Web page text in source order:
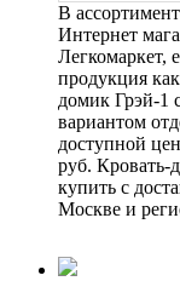
В
Интернет
Легкомаркет,
продукция
домик Грэй-1
вариантом
доступной
руб. Кровать-
купить с
Москве и